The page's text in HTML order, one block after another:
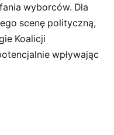
wyborców. Dla
scenę polityczną,
Koalicji
wpływając